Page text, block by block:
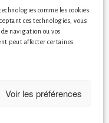
comme les cookies
ces technologies, vous
navigation ou vos
peut affecter certaines
Voir les préférences